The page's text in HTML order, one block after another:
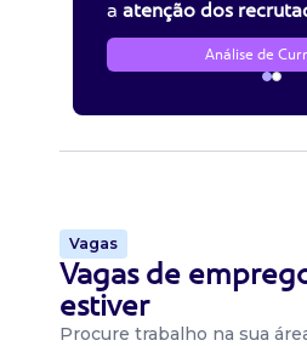
a atenção dos
Análise de
Vagas
Vagas de
estiver
Procure trabalho na sua